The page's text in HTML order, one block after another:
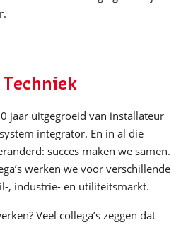
jaar uitgegroeid van installateur
integrator. En in al die
succes maken we samen.
werken we voor verschillende
, industrie- en utiliteitsmarkt.
Veel collega’s zeggen dat